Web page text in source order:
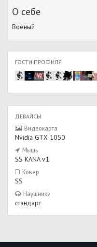
О себе
Военый
ГОСТИ ПРОФИЛЯ
ДЕВАЙСЫ
Видеокарта
Nvidia GTX 1050
Мышь
SS KANA v1
Ковер
SS
Наушники
стандарт